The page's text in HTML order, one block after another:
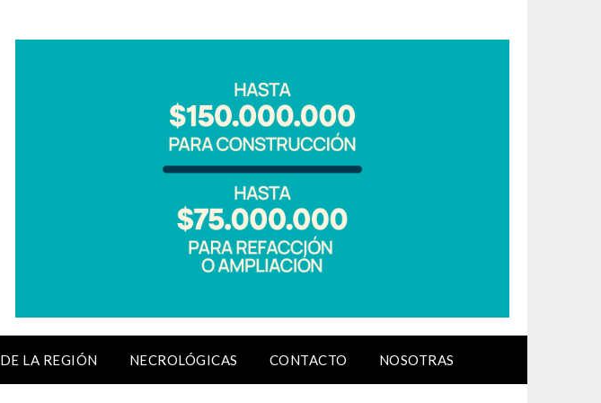
DE LA REGIÓN NECROLÓGICAS CONTACTO NOSOTRAS